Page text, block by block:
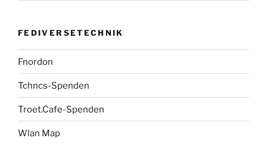
FEDIVERSETECHNIK
Fnordon
Tchncs-Spenden
Troet.Cafe-Spenden
Wlan Map